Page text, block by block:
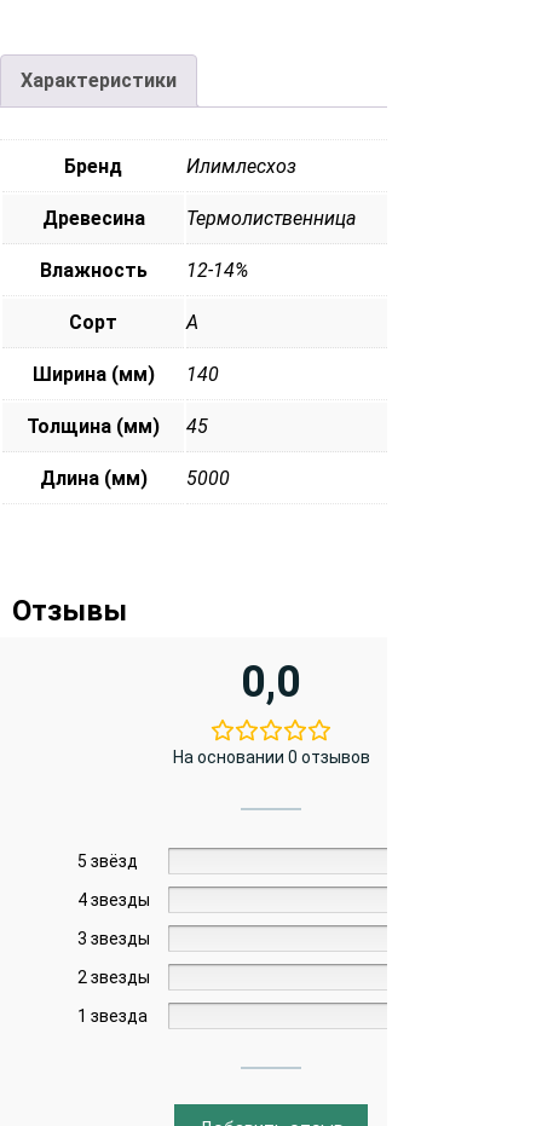
Характеристики
Бренд Илимлесхоз
Древесина Термолиственница
Влажность 12-14%
Сорт А
Ширина (мм) 140
Толщина (мм) 45
Длина (мм) 5000
Отзывы
0,0
На основании 0 отзывов
5 звёзд
4 звезды
3 звезды
2 звезды
1 звезда